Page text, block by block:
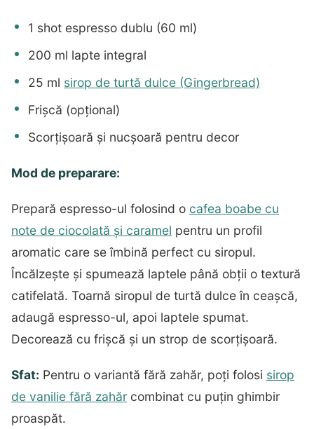
1 shot espresso dublu (60 ml)
200 ml lapte integral
25 ml sirop de turtă dulce (Gingerbread)
Frișcă (opțional)
Scorțișoară și nucșoară pentru decor
Mod de preparare:
Prepară espresso-ul folosind o cafea boabe cu
note de ciocolată și caramel pentru un profil
aromatic care se îmbină perfect cu siropul.
Încălzește și spumează laptele până obții o textură
catifelată. Toarnă siropul de turtă dulce în ceașcă,
adaugă espresso-ul, apoi laptele spumat.
Decorează cu frișcă și un strop de scorțișoară.
Sfat: Pentru o variantă fără zahăr, poți folosi sirop
de vanilie fără zahăr combinat cu puțin ghimbir
proaspăt.